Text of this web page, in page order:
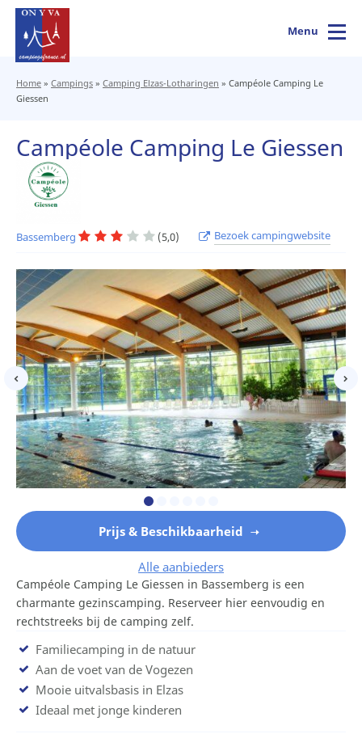
Menu
Home » Campings » Camping Elzas-Lotharingen » Campéole Camping Le
Giessen
Campéole Camping Le Giessen
Bassemberg (5,0) Bezoek campingwebsite
Prijs & Beschikbaarheid
Alle aanbieders
Campéole Camping Le Giessen in Bassemberg is een
charmante gezinscamping. Reserveer hier eenvoudig en
rechtstreeks bij de camping zelf.
Familiecamping in de natuur
Aan de voet van de Vogezen
Mooie uitvalsbasis in Elzas
Ideaal met jonge kinderen